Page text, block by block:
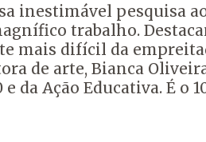
inestimável pesquisa
trabalho.
mais difícil da
de arte, Bianca
da Ação Educativa. É